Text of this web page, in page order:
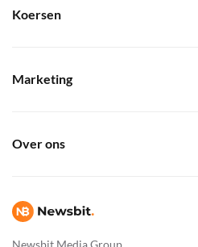
Newsbit Media Group
Koersen
Marketing
Over ons